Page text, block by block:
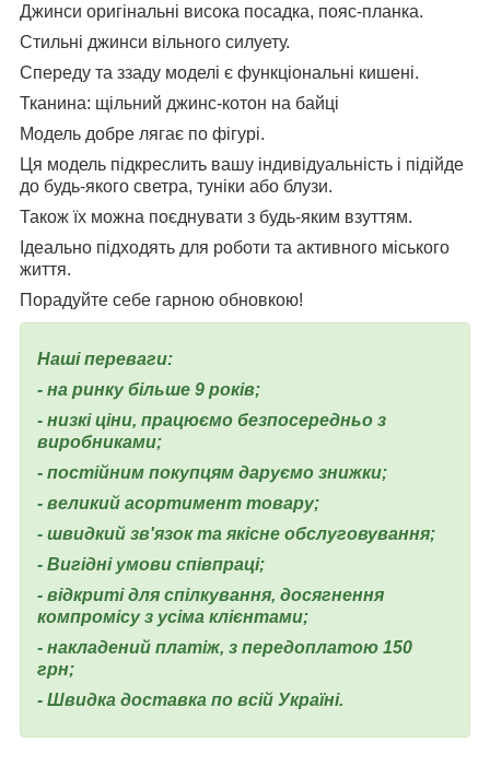
Джинси оригінальні висока посадка, пояс-планка.
Стильні джинси вільного силуету.
Спереду та ззаду моделі є функціональні кишені.
Тканина: щільний джинс-котон на байці
Модель добре лягає по фігурі.
Ця модель підкреслить вашу індивідуальність і підійде
до будь-якого светра, туніки або блузи.
Також їх можна поєднувати з будь-яким взуттям.
Ідеально підходять для роботи та активного міського
життя.
Порадуйте себе гарною обновкою!
Наші переваги:
- на ринку більше 9 років;
- низкі ціни, працюємо безпосередньо з
виробниками;
- постійним покупцям даруємо знижки;
- великий асортимент товару;
- швидкий зв'язок та якісне обслуговування;
- Вигідні умови співпраці;
- відкриті для спілкування, досягнення
компромісу з усіма клієнтами;
- накладений платіж, з передоплатою 150
грн;
- Швидка доставка по всій Україні.